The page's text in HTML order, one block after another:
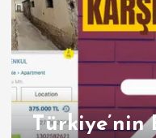
Türkiye’nin